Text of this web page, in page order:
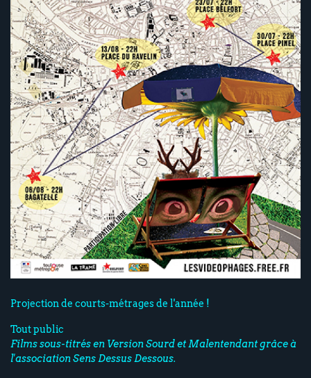
Projection de courts-métrages de l'année !
Tout public
Films sous-titrés en Version Sourd et Malentendant grâce à
l'association Sens Dessus Dessous.